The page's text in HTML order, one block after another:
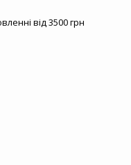
від 3500 грн